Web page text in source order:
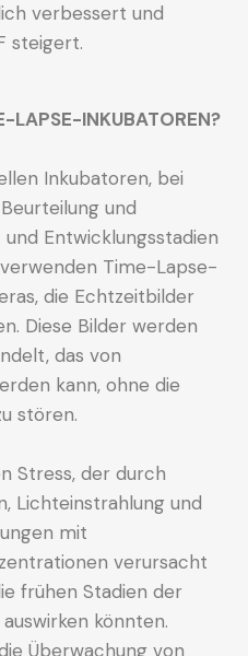
verbessert und
steigert.
LAPSE-INKUBATOREN?
Inkubatoren, bei
und
Entwicklungsstadien
Time-Lapse-
die Echtzeitbilder
Diese Bilder werden
das von
kann, ohne die
stören.
Stress, der durch
Lichteinstrahlung und
mit
verursacht
frühen Stadien der
könnten.
Überwachung von